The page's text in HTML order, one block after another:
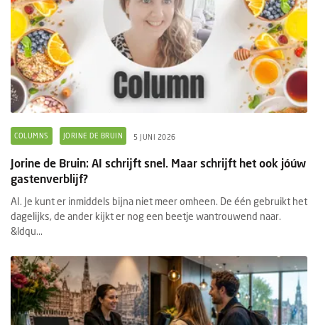
COLUMNS JORINE DE BRUIN 5 JUNI 2026
Jorine de Bruin: AI schrijft snel. Maar schrijft het ook jóúw
gastenverblijf?
AI. Je kunt er inmiddels bijna niet meer omheen. De één gebruikt het
dagelijks, de ander kijkt er nog een beetje wantrouwend naar.
&ldqu...